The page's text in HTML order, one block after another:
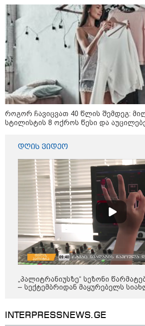
9
დღის ზოგადი
აგვისტო
უნდა
დადგომამდე
ფული ამ
ხელში
როგორ ჩავიცვათ 40 წლის შემდეგ:
სტილისტის 8 ოქროს წესი და
დღის ვიდეო
„პალიტრანიუსზე“ სეზონი
– სექტემბრიდან მაყურებელს
INTERPRESSNEWS.GE